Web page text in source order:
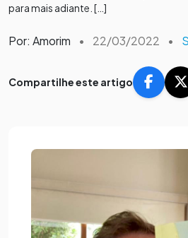
para mais adiante. […]
Por: Amorim • 22/03/2022 •
Compartilhe este artigo